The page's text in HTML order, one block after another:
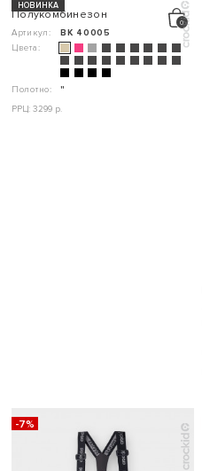
НОВИНКА
Полукомбинезон
Артикул:
ВК 40005
Цвета:
Полотно:
"
РРЦ: 3299 р.
-7%